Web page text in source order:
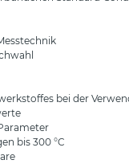
bei der
bis 300 °C